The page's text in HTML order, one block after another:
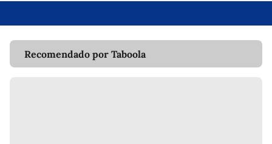
Recomendado por Taboola